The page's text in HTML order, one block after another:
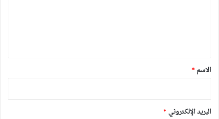
*
الاسم *
البريد الإلكتروني *